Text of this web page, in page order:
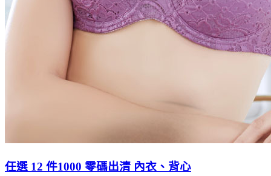
任選 12 件1000 零碼出清 內衣、背心